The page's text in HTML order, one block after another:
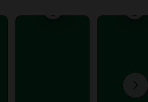
trataría de un hombre
“abre un espacio a la